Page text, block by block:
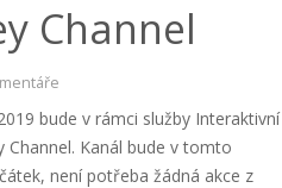
Channel
bude v rámci služby Interaktivní
Channel. Kanál bude v tomto
není potřeba žádná akce z